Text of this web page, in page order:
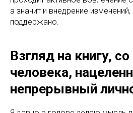
а значит и внедрение
поддержано.
Взгляд на книгу,
человека,
непрерывный